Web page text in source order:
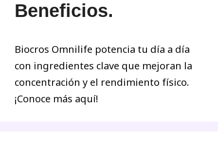
Beneficios.
Biocros Omnilife potencia tu día a día
con ingredientes clave que mejoran la
concentración y el rendimiento físico.
¡Conoce más aquí!